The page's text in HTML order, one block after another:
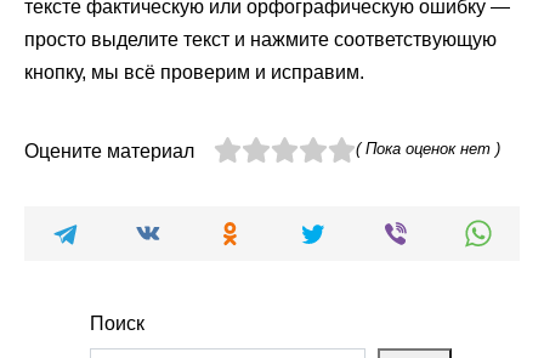
тексте фактическую или орфографическую ошибку —
просто выделите текст и нажмите соответствующую
кнопку, мы всё проверим и исправим.
Оцените материал ( Пока оценок нет )
Поиск